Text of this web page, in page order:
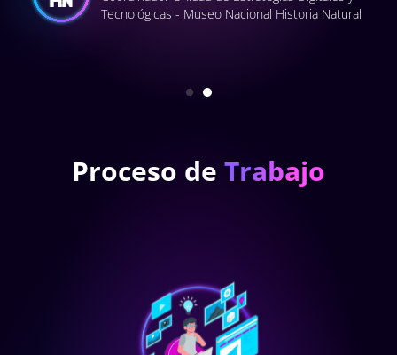
Tecnológicas - Museo Nacional Historia Natural
Proceso de Trabajo